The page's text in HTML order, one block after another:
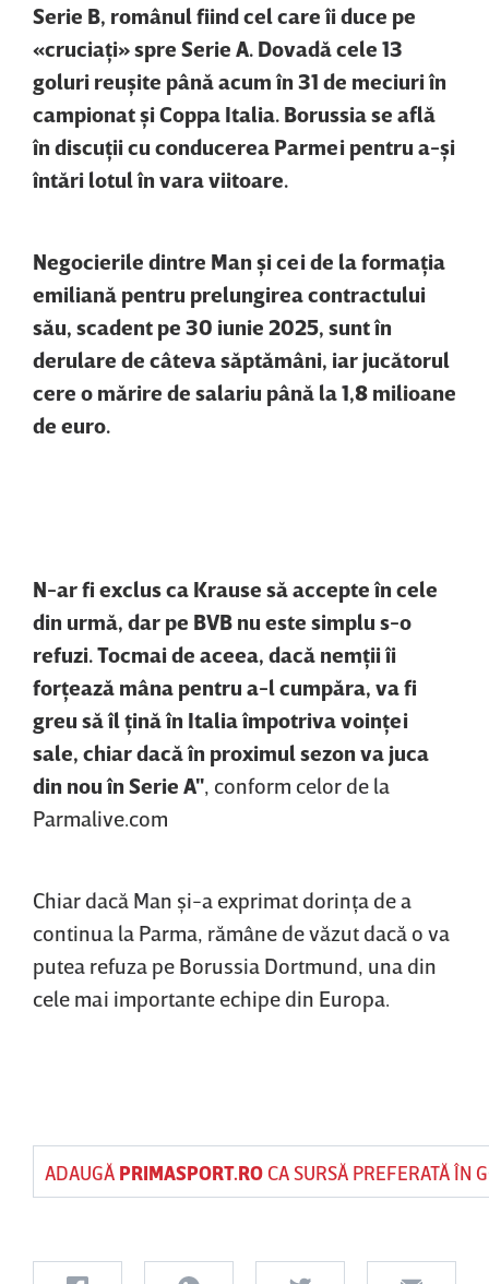
Serie B, românul fiind cel care îi duce pe
«cruciaţi» spre Serie A. Dovadă cele 13
goluri reuşite până acum în 31 de meciuri în
campionat şi Coppa Italia. Borussia se află
în discuţii cu conducerea Parmei pentru a-şi
întări lotul în vara viitoare.
Negocierile dintre Man şi cei de la formaţia
emiliană pentru prelungirea contractului
său, scadent pe 30 iunie 2025, sunt în
derulare de câteva săptămâni, iar jucătorul
cere o mărire de salariu până la 1,8 milioane
de euro.
N-ar fi exclus ca Krause să accepte în cele
din urmă, dar pe BVB nu este simplu s-o
refuzi. Tocmai de aceea, dacă nemţii îi
forţează mâna pentru a-l cumpăra, va fi
greu să îl ţină în Italia împotriva voinţei
sale, chiar dacă în proximul sezon va juca
din nou în Serie A" , conform celor de la
Parmalive.com
Chiar dacă Man şi-a exprimat dorinţa de a
continua la Parma, rămâne de văzut dacă o va
putea refuza pe Borussia Dortmund, una din
cele mai importante echipe din Europa.
ADAUGĂ PRIMASPORT.ROCA SURSĂ PREFERATĂ ÎN